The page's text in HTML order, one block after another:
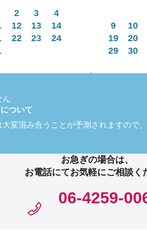
2 3
4
12 13
14
22 23
24
9
10
19
20
29
30
ん
ついて
変混み合うことが予測されますので
お急ぎの場合は、
お電話にてお気軽にご相談く
06-4259-